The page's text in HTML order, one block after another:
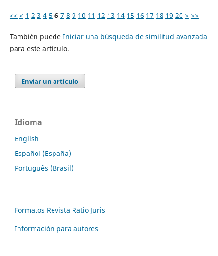
<< < 1 2 3 4 5 6 7 8 9 10 11 12 13 14 15 16 17 18 19 20 > >>
También puede Iniciar una búsqueda de similitud avanzada
para este artículo.
Enviar un artículo
Idioma
English
Español (España)
Português (Brasil)
Formatos Revista Ratio Juris
Información para autores